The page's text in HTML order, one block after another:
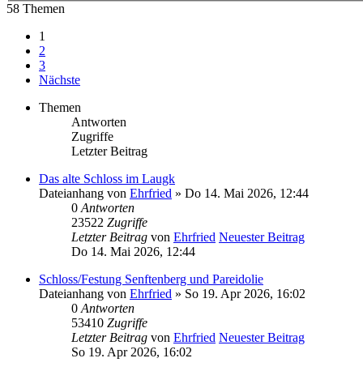
58 Themen
1
2
3
Nächste
Themen
Antworten
Zugriffe
Letzter Beitrag
Das alte Schloss im Laugk
Dateianhang von Ehrfried » Do 14. Mai 2026, 12:44
0 Antworten
23522 Zugriffe
Letzter Beitrag von Ehrfried Neuester Beitrag
Do 14. Mai 2026, 12:44
Schloss/Festung Senftenberg und Pareidolie
Dateianhang von Ehrfried » So 19. Apr 2026, 16:02
0 Antworten
53410 Zugriffe
Letzter Beitrag von Ehrfried Neuester Beitrag
So 19. Apr 2026, 16:02